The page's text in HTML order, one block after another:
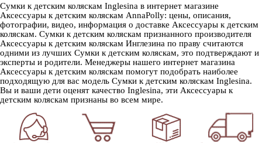
Сумки к детским коляскам Inglesina в интернет магазине
Аксессуары к детским коляскам AnnaPolly: цены, описания,
фотографии, видео, информация о доставке Аксессуары к детским
коляскам. Сумки к детским коляскам признанного производителя
Аксессуары к детским коляскам Инглезина по праву считаются
одними из лучших Сумки к детским коляскам, это подтверждают и
эксперты и родители. Менеджеры нашего интернет магазина
Аксессуары к детским коляскам помогут подобрать наиболее
подходящую для вас модель Сумки к детским коляскам Inglesina.
Вы и ваши дети оценят качество Inglesina, эти Аксессуары к
детским коляскам признаны во всем мире.